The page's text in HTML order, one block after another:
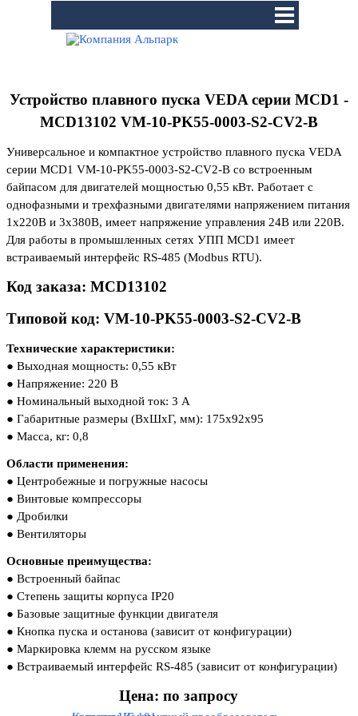
Устройство плавного пуска VEDA серии MCD1 -
MCD13102 VM-10-PK55-0003-S2-CV2-B
Универсальное и компактное устройство плавного пуска VEDA
серии MCD1 VM-10-PK55-0003-S2-CV2-B со встроенным
байпасом для двигателей мощностью 0,55 кВт. Работает с
однофазными и трехфазными двигателями напряжением питания
1х220В и 3х380В, имеет напряжение управления 24В или 220В.
Для работы в промышленных сетях УПП MCD1 имеет
встраиваемый интерфейс RS-485 (Modbus RTU).
Код заказа: MCD13102
Типовой код: VM-10-PK55-0003-S2-CV2-B
Технические характеристики:
● Выходная мощность: 0,55 кВт
● Напряжение: 220 В
● Номинальный выходной ток: 3 А
● Габаритные размеры (ВхШхГ, мм): 175x92x95
● Масса, кг: 0,8
Области применения:
● Центробежные и погружные насосы
● Винтовые компрессоры
● Дробилки
● Вентиляторы
Основные преимущества:
● Встроенный байпас
● Степень защиты корпуса IP20
● Базовые защитные функции двигателя
● Кнопка пуска и останова (зависит от конфигурации)
● Маркировка клемм на русском языке
● Встраиваемый интерфейс RS-485 (зависит от конфигурации)
Цена: по запросу